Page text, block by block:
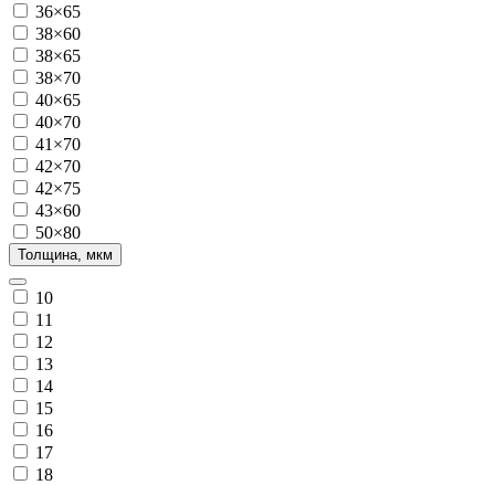
36×65
38×60
38×65
38×70
40×65
40×70
41×70
42×70
42×75
43×60
50×80
Толщина, мкм
10
11
12
13
14
15
16
17
18